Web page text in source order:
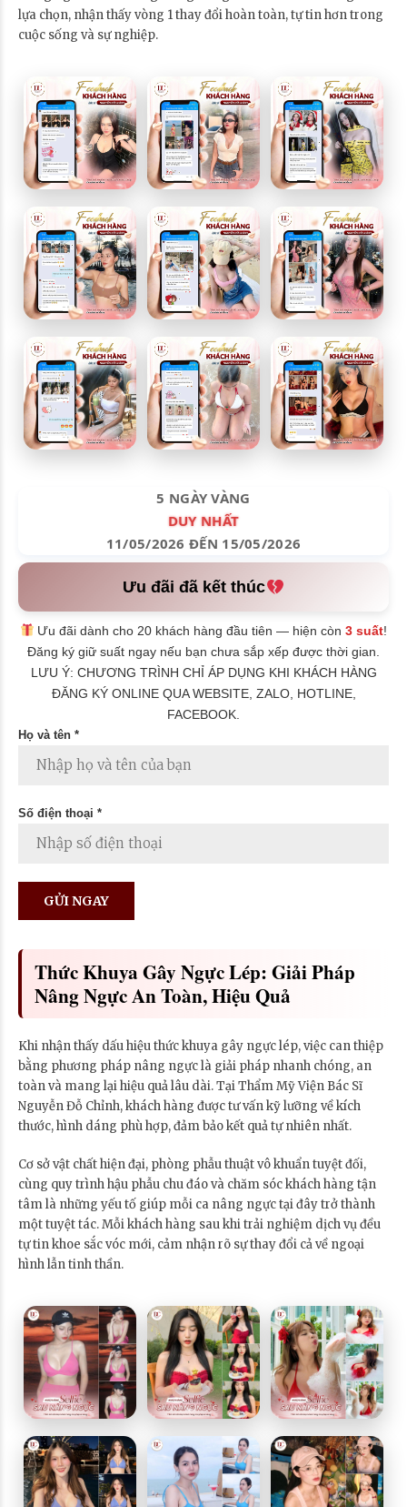
lựa chọn, nhận thấy vòng 1 thay đổi hoàn toàn, tự tin hơn trong
cuộc sống và sự nghiệp.
5 NGÀY VÀNG
DUY NHẤT
11/05/2026 ĐẾN 15/05/2026
Ưu đãi đã kết thúc
Ưu đãi dành cho 20 khách hàng đầu tiên — hiện còn3 suất!
Đăng ký giữ suất ngay nếu bạn chưa sắp xếp được thời gian.
LƯU Ý: CHƯƠNG TRÌNH CHỈ ÁP DỤNG KHI KHÁCH HÀNG
ĐĂNG KÝ ONLINE QUA WEBSITE, ZALO, HOTLINE,
FACEBOOK.
Họ và tên *
Số điện thoại *
Thức Khuya Gây Ngực Lép: Giải Pháp
Nâng Ngực An Toàn, Hiệu Quả
Khi nhận thấy dấu hiệu thức khuya gây ngực lép, việc can thiệp
bằng phương pháp nâng ngực là giải pháp nhanh chóng, an
toàn và mang lại hiệu quả lâu dài. Tại Thẩm Mỹ Viện Bác Sĩ
Nguyễn Đỗ Chỉnh, khách hàng được tư vấn kỹ lưỡng về kích
thước, hình dáng phù hợp, đảm bảo kết quả tự nhiên nhất.
Cơ sở vật chất hiện đại, phòng phẫu thuật vô khuẩn tuyệt đối,
cùng quy trình hậu phẫu chu đáo và chăm sóc khách hàng tận
tâm là những yếu tố giúp mỗi ca nâng ngực tại đây trở thành
một tuyệt tác. Mỗi khách hàng sau khi trải nghiệm dịch vụ đều
tự tin khoe sắc vóc mới, cảm nhận rõ sự thay đổi cả về ngoại
hình lẫn tinh thần.